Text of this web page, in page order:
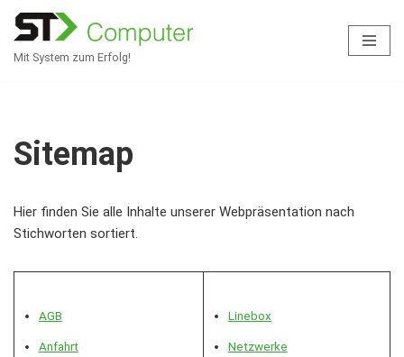
Mit System zum Erfolg!
Sitemap
Hier finden Sie alle Inhalte unserer Webpräsentation nach
Stichworten sortiert.
AGB
Anfahrt
Linebox
Netzwerke